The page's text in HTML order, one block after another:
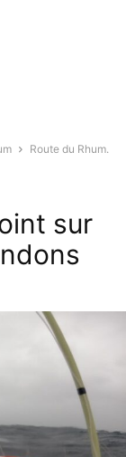
Route du Rhum.
sur